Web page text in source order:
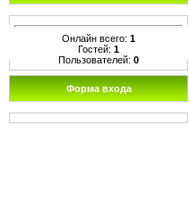
Онлайн всего: 1
Гостей: 1
Пользователей: 0
Форма входа